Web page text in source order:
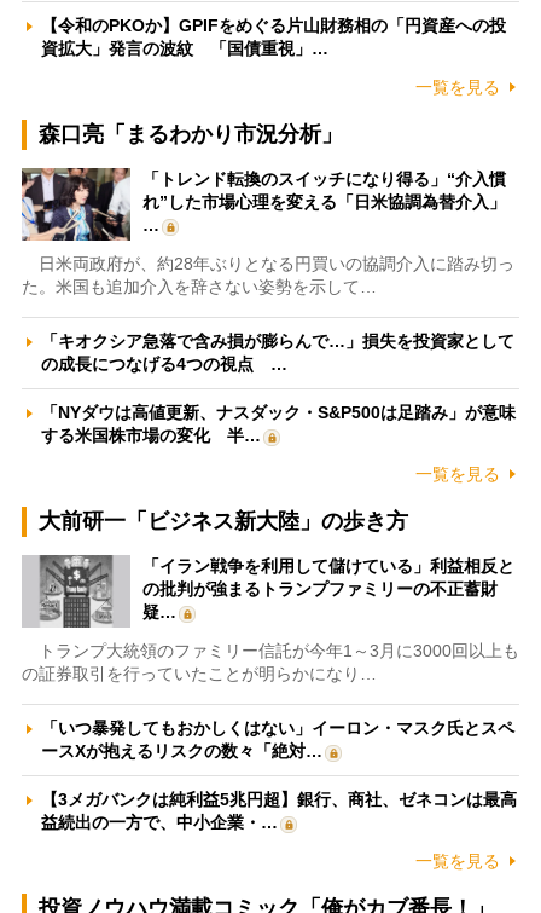
【令和のPKOか】GPIFをめぐる片山財務相の「円資産への投
資拡大」発言の波紋 「国債重視」…
一覧を見る
森口亮「まるわかり市況分析」
「トレンド転換のスイッチになり得る」“介入慣
れ”した市場心理を変える「日米協調為替介入」
…
日米両政府が、約28年ぶりとなる円買いの協調介入に踏み切っ
た。米国も追加介入を辞さない姿勢を示して…
「キオクシア急落で含み損が膨らんで…」損失を投資家として
の成長につなげる4つの視点 …
「NYダウは高値更新、ナスダック・S&P500は足踏み」が意味
する米国株市場の変化 半…
一覧を見る
大前研一「ビジネス新大陸」の歩き方
「イラン戦争を利用して儲けている」利益相反と
の批判が強まるトランプファミリーの不正蓄財
疑…
トランプ大統領のファミリー信託が今年1～3月に3000回以上も
の証券取引を行っていたことが明らかになり…
「いつ暴発してもおかしくはない」イーロン・マスク氏とスペ
ースXが抱えるリスクの数々「絶対…
【3メガバンクは純利益5兆円超】銀行、商社、ゼネコンは最高
益続出の一方で、中小企業・…
一覧を見る
投資ノウハウ満載コミック「俺がカブ番長！」